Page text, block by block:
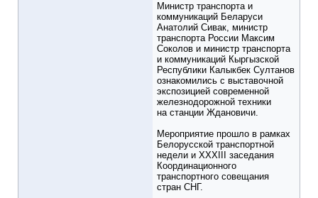
Министр транспорта и
коммуникаций Беларуси
Анатолий Сивак, министр
транспорта России Максим
Соколов и министр транспорта
и коммуникаций Кыргызской
Республики Калыкбек Султанов
ознакомились с выставочной
экспозицией современной
железнодорожной техники
на станции Ждановичи.
Мероприятие прошло в рамках
Белорусской транспортной
недели и XXXIII заседания
Координационного
транспортного совещания
стран СНГ.